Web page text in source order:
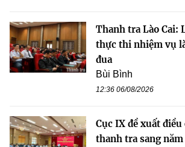
Thanh tra Lào Cai:
thực thi nhiệm vụ
đua
Bùi Bình
12:36 06/08/2026
Cục IX đề xuất
thanh tra sang năm